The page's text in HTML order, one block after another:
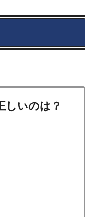
しいのは？